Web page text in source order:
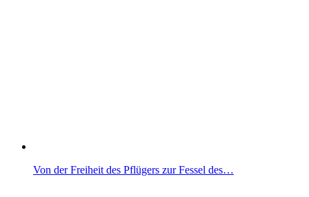
Von der Freiheit des Pflügers zur Fessel des…